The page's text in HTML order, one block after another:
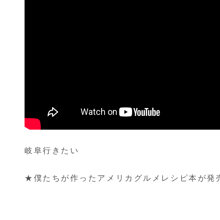
岐阜行きたい
★僕たちが作ったアメリカグルメレシピ本が発